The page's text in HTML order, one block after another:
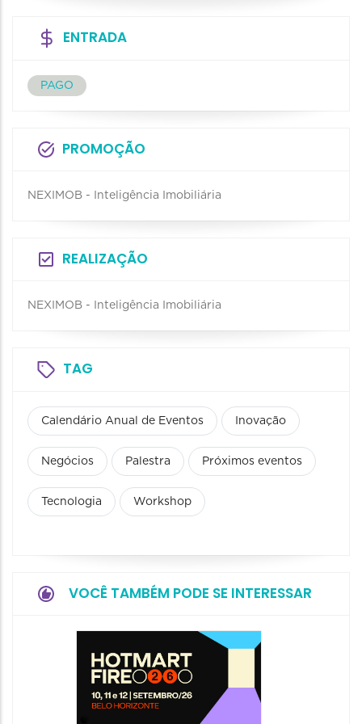
ENTRADA
PAGO
PROMOÇÃO
NEXIMOB - Inteligência Imobiliária
REALIZAÇÃO
NEXIMOB - Inteligência Imobiliária
TAG
Calendário Anual de Eventos Inovação
Negócios Palestra Próximos eventos
Tecnologia Workshop
VOCÊ TAMBÉM PODE SE INTERESSAR